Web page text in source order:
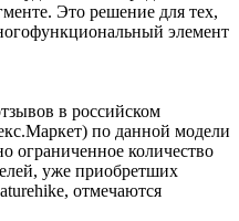
Это решение для тех,
элемент
в российском
по данной модели
ограниченное количество
уже приобретших
отмечаются